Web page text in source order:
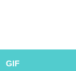
GIF